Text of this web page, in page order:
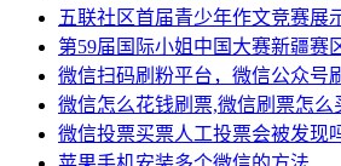
五联社区首届青少年作文竞赛展
第59届国际小姐中国大赛新疆赛
微信扫码刷粉平台，微信公众号
微信怎么花钱刷票,微信刷票怎么
微信投票买票人工投票会被发现